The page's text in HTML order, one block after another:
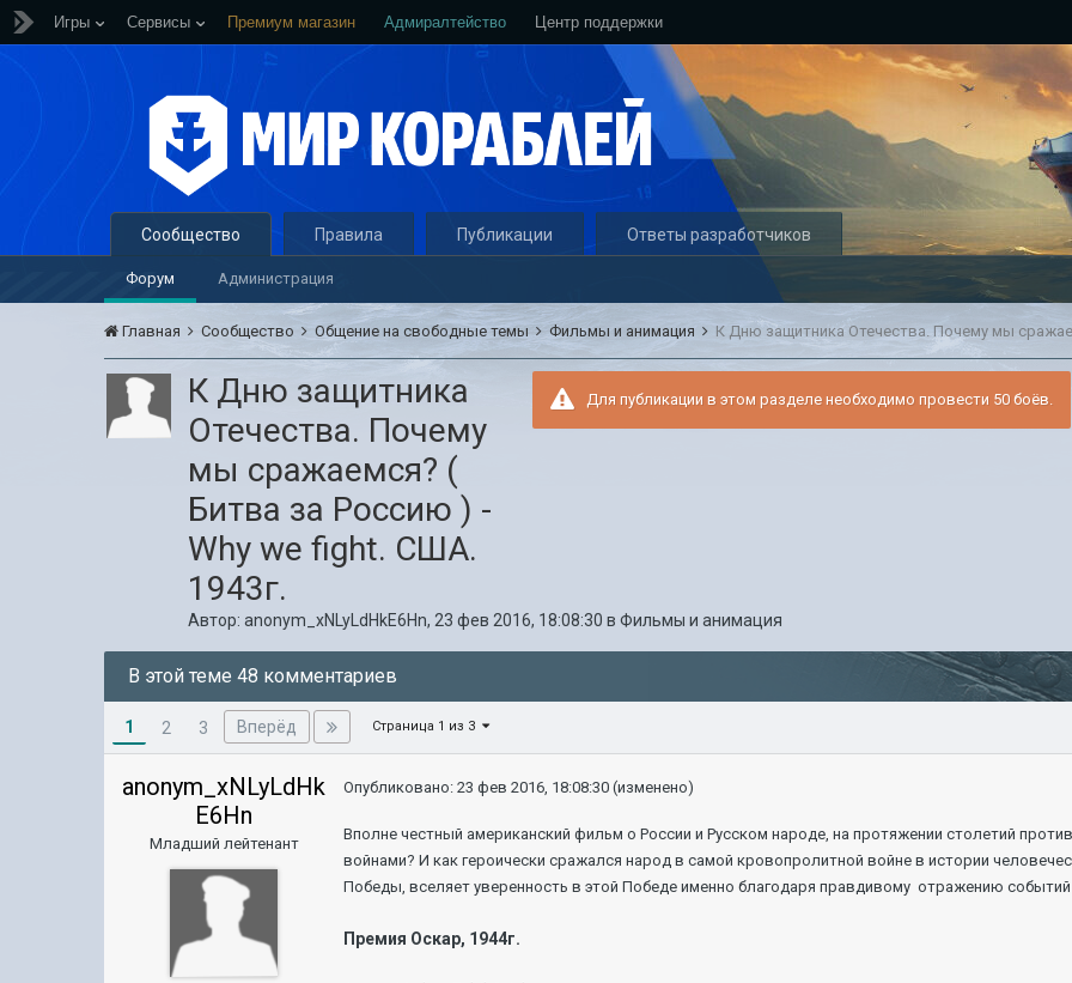
Игры Сервисы Премиум магазин Адмиралтейство Центр поддержки
Сообщество
Форум Администрация
Правила Публикации Ответы разработчиков
Главная Сообщество Общение на свободные темы Фильмы и анимация
Для публикации в этом разделе необходимо провести 50 боёв.
К Дню защитника
Отечества. Почему
мы сражаемся? (
Битва за Россию ) -
Why we fight. США.
1943г.
Автор:anonym_xNLyLdHkE6Hn, 23 фев 2016, 18:08:30 вФильмы и анимация
В этой теме 48 комментариев
1 2 3 Вперёд Страница 1 из 3
anonym_xNLyLdHk
E6Hn
Младший лейтенант
Опубликовано:23 фев 2016, 18:08:30 (изменено)
Вполне честный американский фильм о России и Русском народе, на протяжении столетий
войнами? И как героически сражался народ в самой кровопролитной войне в истории
Победы, вселяет уверенность в этой Победе именно благодаря правдивому отражению
Премия Оскар, 1944г.